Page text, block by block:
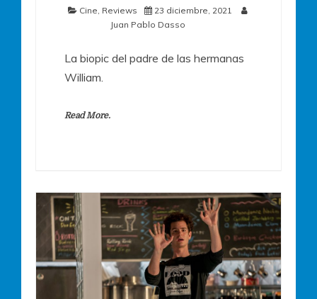
Cine Reviews
23 diciembre, 2021
Juan Pablo Dasso
La biopic del padre de las hermanas
William.
Read More.